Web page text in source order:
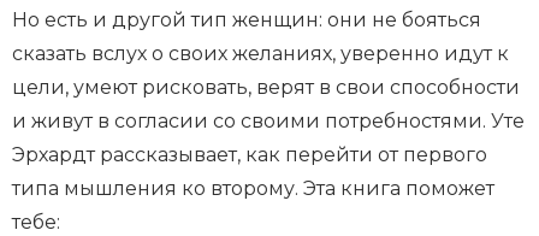
Но есть и другой тип женщин: они не бояться
сказать вслух о своих желаниях, уверенно идут к
цели, умеют рисковать, верят в свои способности
и живут в согласии со своими потребностями. Уте
Эрхардт рассказывает, как перейти от первого
типа мышления ко второму. Эта книга поможет
тебе: